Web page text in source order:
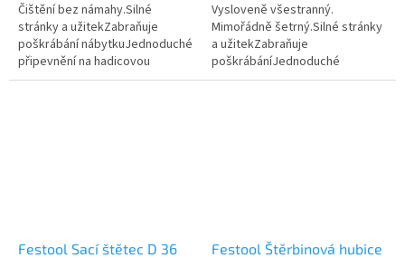
Čištění bez námahy.Silné
stránky a užitekZabraňuje
poškrábání nábytkuJednoduché
připevnění na hadicovou
přípojkuSkvěle se hodí pro
Vysloveně všestranný.
Mimořádně šetrný.Silné stránky
a užitekZabraňuje
poškrábáníJednoduché
připevněníMimořádně velký
Festool Sací štětec D 36
Festool Štěrbinová hubice